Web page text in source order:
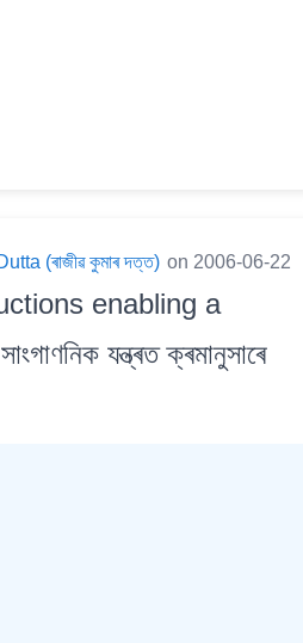
(ৰাজীৱ কুমাৰ দত্ত) on 2006-06-22
enabling a
যন্ত্ৰত ক্ৰমানুসাৰে